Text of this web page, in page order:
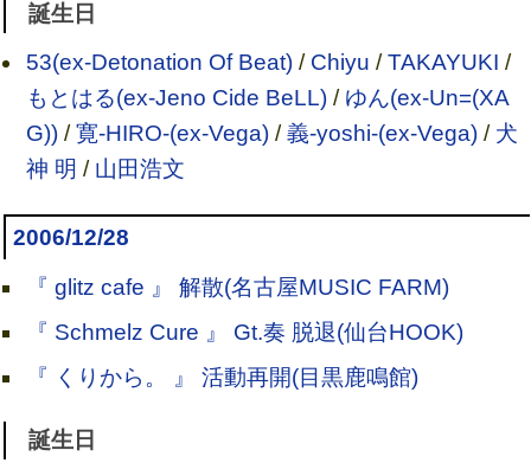
誕生日
53(ex-Detonation Of Beat)/ Chiyu /TAKAYUKI /
もとはる(ex-Jeno Cide BeLL)/ ゆん(ex-Un=(XA
G))/寛-HIRO-(ex-Vega)/義-yoshi-(ex-Vega)/ 犬
神 明 / 山田浩文
2006/12/28
『 glitz cafe 』 解散(名古屋MUSIC FARM)
『 Schmelz Cure 』 Gt.奏 脱退(仙台HOOK)
『 くりから。 』 活動再開(目黒鹿鳴館)
誕生日